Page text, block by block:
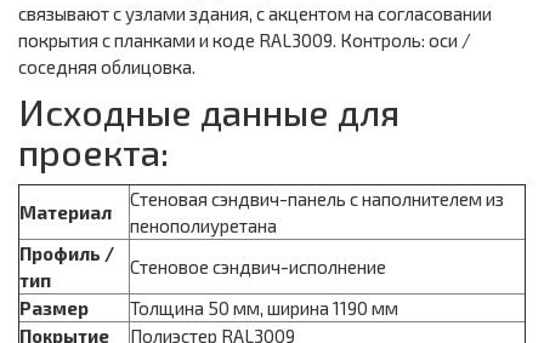
связывают с узлами здания, с акцентом на согласовании
покрытия с планками и коде RAL3009. Контроль: оси /
соседняя облицовка.
Исходные данные для
проекта:
Материал
Стеновая сэндвич-панель с наполнителем из
пенополиуретана
Профиль /
тип
Стеновое сэндвич-исполнение
Размер
Толщина 50 мм, ширина 1190 мм
Покрытие
Полиэстер RAL3009